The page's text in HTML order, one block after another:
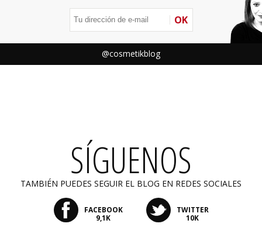
OK
@cosmetikblog
SÍGUENOS
TAMBIÉN PUEDES SEGUIR EL BLOG EN REDES SOCIALES
FACEBOOK
9,1K
TWITTER
10K